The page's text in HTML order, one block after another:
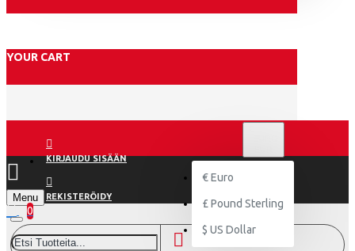
YOUR CART
KIRJAUDU SISÄÄN
REKISTERÖIDY
€ Euro
£ Pound Sterling
$ US Dollar
Menu
0